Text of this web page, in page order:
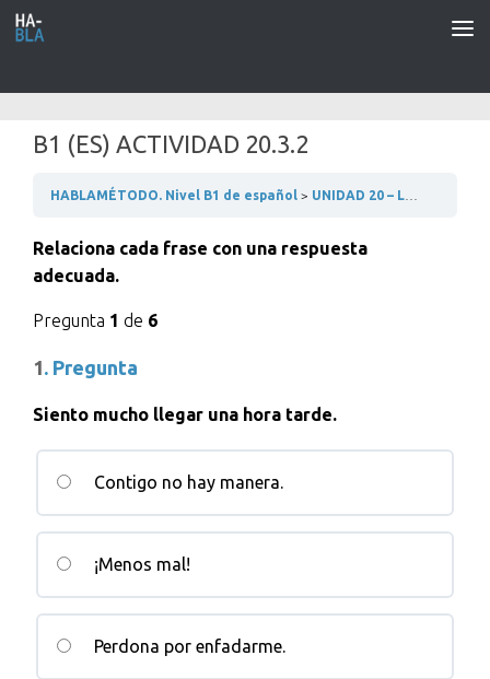
Saltar al contenido
B1 (ES) ACTIVIDAD 20.3.2
HABLAMÉTODO. Nivel B1 de español UNIDAD 20 – LA MODA
Relaciona cada frase con una respuesta
adecuada.
Pregunta 1 de 6
1. Pregunta
Siento mucho llegar una hora tarde.
Contigo no hay manera.
¡Menos mal!
Perdona por enfadarme.